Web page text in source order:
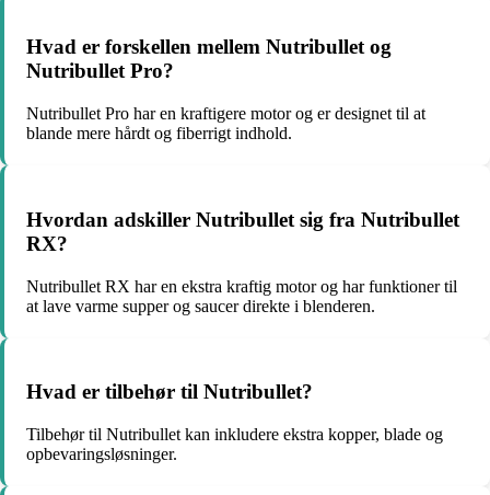
Hvad er forskellen mellem Nutribullet og
Nutribullet Pro?
Nutribullet Pro har en kraftigere motor og er designet til at
blande mere hårdt og fiberrigt indhold.
Hvordan adskiller Nutribullet sig fra Nutribullet
RX?
Nutribullet RX har en ekstra kraftig motor og har funktioner til
at lave varme supper og saucer direkte i blenderen.
Hvad er tilbehør til Nutribullet?
Tilbehør til Nutribullet kan inkludere ekstra kopper, blade og
opbevaringsløsninger.